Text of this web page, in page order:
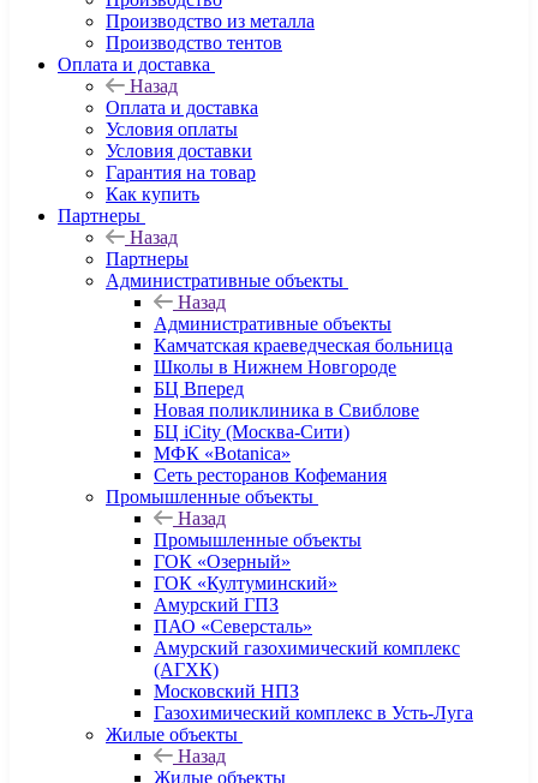
Производство из металла
Производство тентов
Оплата и доставка
Назад
Оплата и доставка
Условия оплаты
Условия доставки
Гарантия на товар
Как купить
Партнеры
Назад
Партнеры
Административные объекты
Назад
Административные объекты
Камчатская краеведческая больница
Школы в Нижнем Новгороде
БЦ Вперед
Новая поликлиника в Свиблове
БЦ iCity (Москва-Сити)
МФК «Botanica»
Сеть ресторанов Кофемания
Промышленные объекты
Назад
Промышленные объекты
ГОК «Озерный»
ГОК «Култуминский»
Амурский ГПЗ
ПАО «Северсталь»
Амурский газохимический комплекс
(АГХК)
Московский НПЗ
Газохимический комплекс в Усть-Луга
Жилые объекты
Назад
Жилые объекты